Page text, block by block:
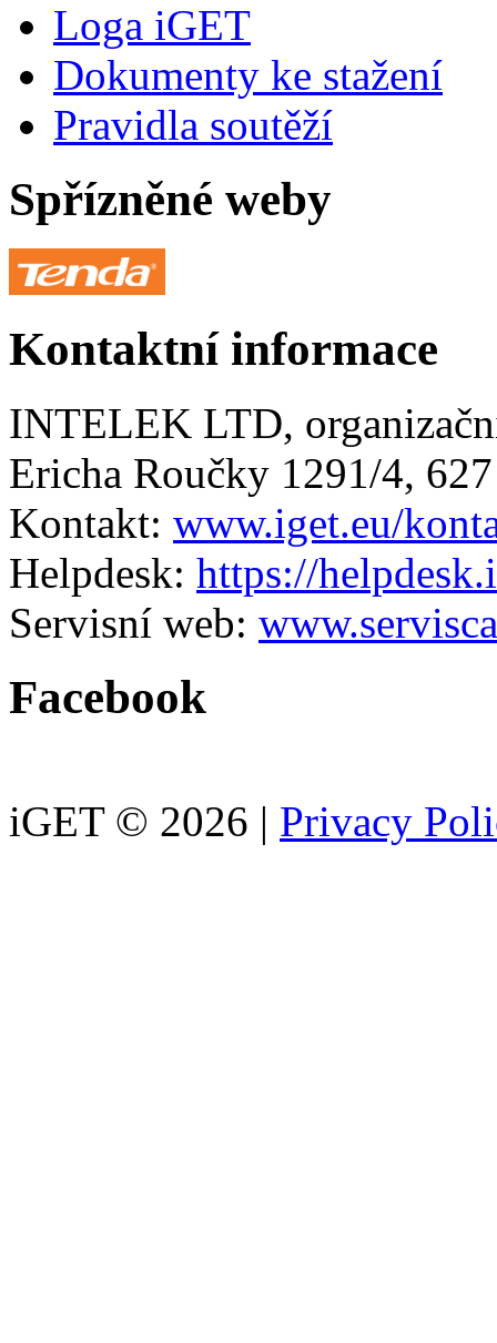
Loga iGET
Dokumenty ke stažení
Pravidla soutěží
Spřízněné weby
Kontaktní informace
INTELEK LTD,
Ericha Roučky 1291/4,
Kontakt: www.iget.eu/
Helpdesk: https://
Servisní web:
Facebook
iGET © 2026 | Privacy